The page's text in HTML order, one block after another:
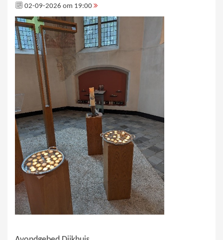
02-09-2026 om 19:00